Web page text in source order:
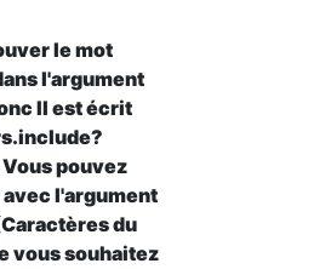
le mot
l'argument
Il est écrit
pouvez
l'argument
du
vous souhaitez